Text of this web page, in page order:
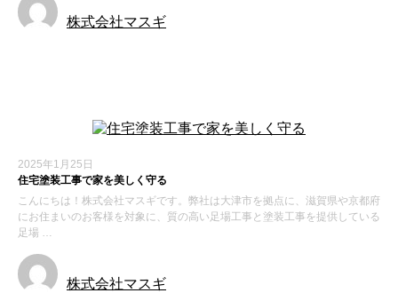
株式会社マスギ
2025年1月25日
住宅塗装工事で家を美しく守る
こんにちは！株式会社マスギです。弊社は大津市を拠点に、滋賀県や京都府
にお住まいのお客様を対象に、質の高い足場工事と塗装工事を提供している
足場 …
株式会社マスギ